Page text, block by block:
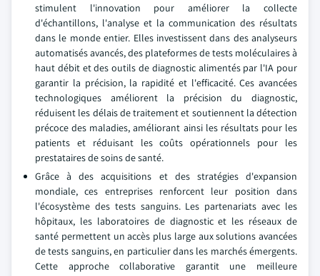
stimulent l'innovation pour améliorer la collecte
d'échantillons, l'analyse et la communication des résultats
dans le monde entier. Elles investissent dans des analyseurs
automatisés avancés, des plateformes de tests moléculaires à
haut débit et des outils de diagnostic alimentés par l'IA pour
garantir la précision, la rapidité et l'efficacité. Ces avancées
technologiques améliorent la précision du diagnostic,
réduisent les délais de traitement et soutiennent la détection
précoce des maladies, améliorant ainsi les résultats pour les
patients et réduisant les coûts opérationnels pour les
prestataires de soins de santé.
Grâce à des acquisitions et des stratégies d'expansion
mondiale, ces entreprises renforcent leur position dans
l'écosystème des tests sanguins. Les partenariats avec les
hôpitaux, les laboratoires de diagnostic et les réseaux de
santé permettent un accès plus large aux solutions avancées
de tests sanguins, en particulier dans les marchés émergents.
Cette approche collaborative garantit une meilleure